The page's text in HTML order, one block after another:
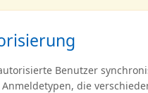
Benutzer
die